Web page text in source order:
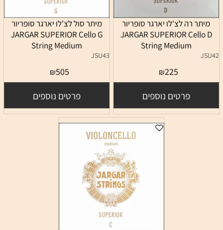
מיתר רה לצ'לו יארגר סופריור
JARGAR SUPERIOR Cello D
String Medium
JSU42
₪225
פרטים נוספים
מיתר סול לצ'לו יארגר סופריור
JARGAR SUPERIOR Cello G
String Medium
JSU43
₪505
פרטים נוספים